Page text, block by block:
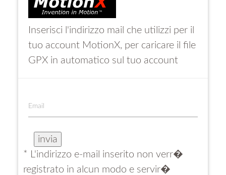
Inserisci l'indirizzo mail che utilizzi per il
tuo account MotionX, per caricare il file
GPX in automatico sul tuo account
Email
* L'indirizzo e-mail inserito non verr�
registrato in alcun modo e servir�